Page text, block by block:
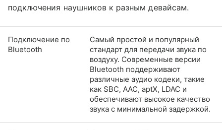
подключения наушников к разным девайсам.
Подключение по
Bluetooth
Самый простой и популярный
стандарт для передачи звука по
воздуху. Современные версии
Bluetooth поддерживают
различные аудио кодеки, такие
как SBC, AAC, aptX, LDAC и
обеспечивают высокое качество
звука с минимальной задержкой.